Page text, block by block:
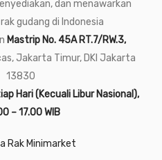
dan menawarkan
gudang di Indonesia
Mastrip No. 45A RT.7/RW.3,
Jakarta Timur, DKI Jakarta
13830
Hari (Kecuali Libur Nasional),
– 17.00 WIB
Rak Minimarket